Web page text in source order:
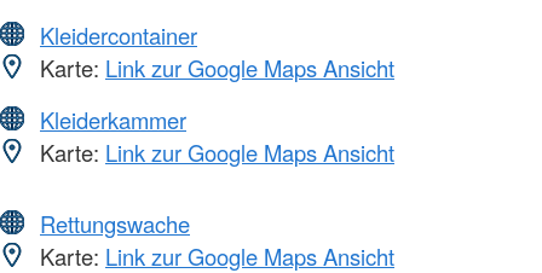
Kleidercontainer
Karte: Link zur Google Maps Ansicht
Kleiderkammer
Karte: Link zur Google Maps Ansicht
Rettungswache
Karte: Link zur Google Maps Ansicht